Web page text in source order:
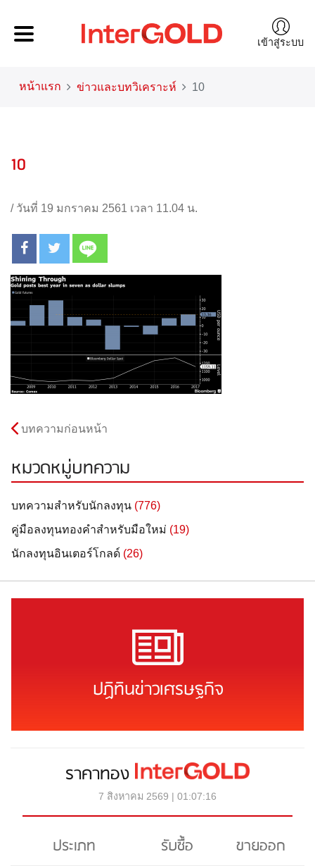
เข้าสู่ระบบ
หน้าแรก ข่าวและบทวิเคราะห์ 10
10
/ วันที่ 19 มกราคม 2561 เวลา 11.04 น.
บทความก่อนหน้า
หมวดหมู่บทความ
บทความสำหรับนักลงทุน (776)
คู่มือลงทุนทองคำสำหรับมือใหม่ (19)
นักลงทุนอินเตอร์โกลด์ (26)
ปฏิทินข่าวเศรษฐกิจ
ราคาทอง
7 สิงหาคม 2569 | 01:07:16
ประเภท รับซื้อ
ขายออก